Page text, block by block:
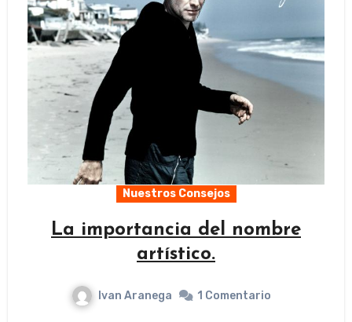
Nuestros Consejos
La importancia del nombre
artístico.
Ivan Aranega 1 Comentario